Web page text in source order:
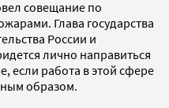
совещание по
Глава государства
России и
лично направиться
если работа в этой сфере
образом.